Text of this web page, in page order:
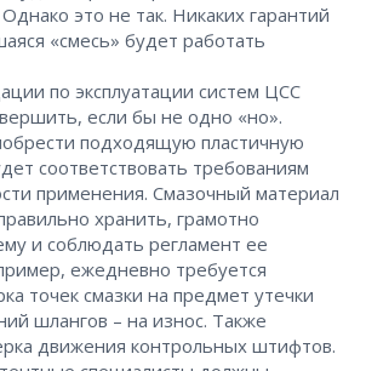
это не так. Никаких гарантий
«смесь» будет работать
по эксплуатации систем ЦСС
если бы не одно «но».
подходящую пластичную
соответствовать требованиям
применения. Смазочный материал
хранить, грамотно
и соблюдать регламент ее
ежедневно требуется
точек смазки на предмет утечки
шлангов – на износ. Также
движения контрольных штифтов.